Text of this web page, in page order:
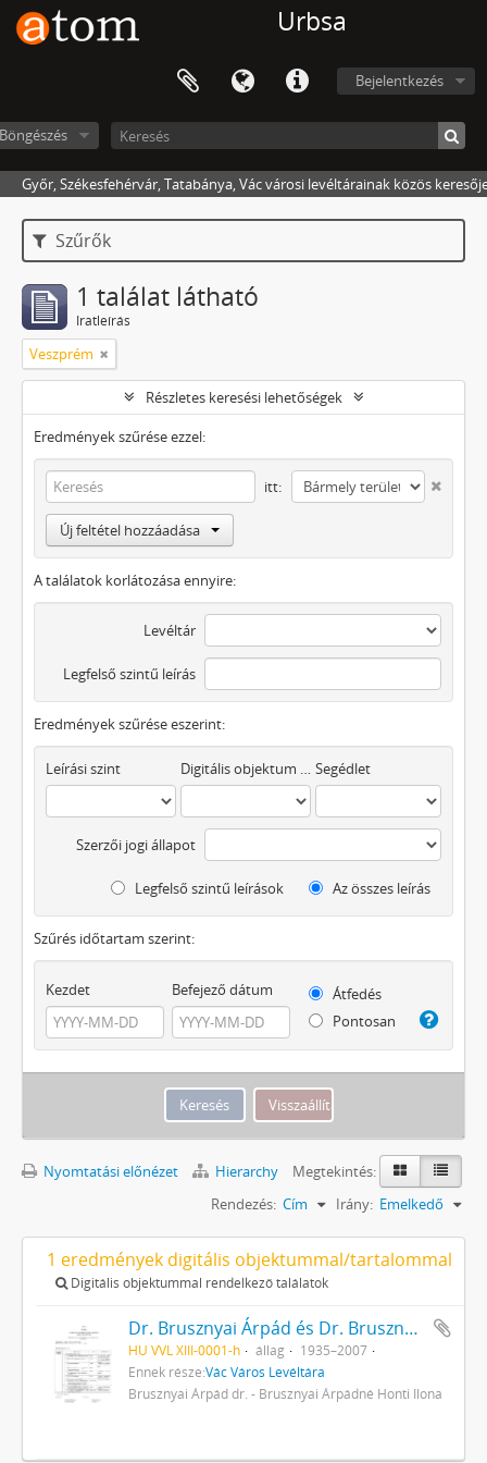
Urbsa
Bejelentkezés
Győr, Székesfehérvár, Tatabánya, Vác városi levéltárainak közös
Szűrők
1 találat látható
Iratleírás
Veszprém
Részletes keresési lehetőségek
Eredmények szűrése ezzel:
itt:
Új feltétel hozzáadása
A találatok korlátozása ennyire:
Levéltár
Legfelső szintű leírás
Eredmények szűrése eszerint:
Leírási szint Digitális objektum áll rendelkezésre Segédlet
Szerzői jogi állapot
Legfelső szintű leírások Az összes leírás
Szűrés időtartam szerint:
Kezdet Befejező dátum
Átfedés
Pontosan
Nyomtatási előnézet Hierarchy
Megtekintés:
Rendezés: Cím Irány: Emelkedő
1 eredmények digitális objektummal/tartalommal
Digitális objektummal rendelkező találatok
Dr. Brusznyai Árpád és Dr. Brusznyai Árpádné Honti Ilona iratai
HU VVL XIII-0001-h állag
1935–2007
Ennek része:Vác Város Levéltára
Brusznyai Árpád dr. - Brusznyai Árpádné Honti Ilona